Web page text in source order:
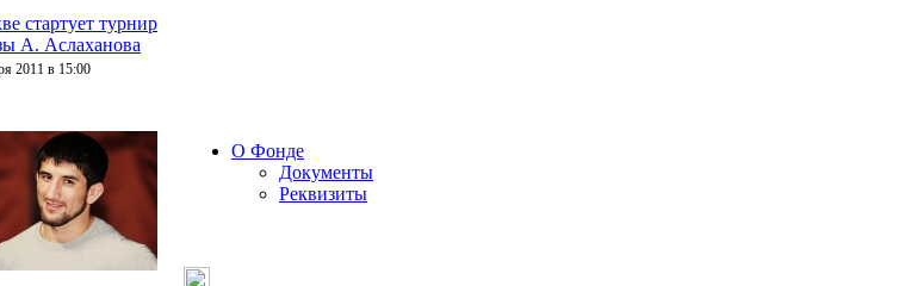
стартует турнир
А. Аслаханова
2011 в 15:00
О Фонде
Документы
Реквизиты